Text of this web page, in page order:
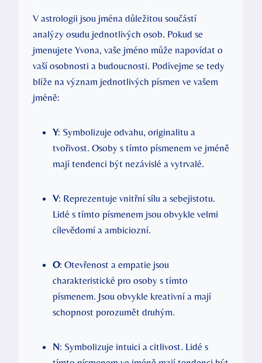
V astrologii jsou jména důležitou součástí
analýzy osudu jednotlivých osob. Pokud se
jmenujete Yvona, vaše jméno může napovídat o
vaší osobnosti a budoucnosti. Podívejme se tedy
blíže na význam jednotlivých písmen ve vašem
jméně:
Y: Symbolizuje odvahu, originalitu a
tvořivost. Osoby s tímto písmenem ve jméně
mají tendenci být nezávislé a vytrvalé.
V: Reprezentuje vnitřní sílu a sebejistotu.
Lidé s tímto písmenem jsou obvykle velmi
cílevědomí a ambiciozní.
O: Otevřenost a empatie jsou
charakteristické pro osoby s tímto
písmenem. Jsou obvykle kreativní a mají
schopnost porozumět druhým.
N: Symbolizuje intuici a citlivost. Lidé s